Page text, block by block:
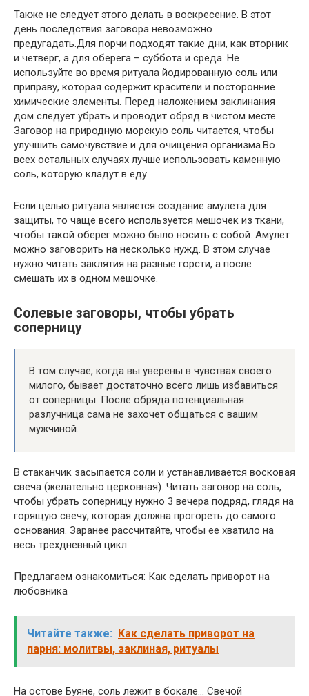
Также не следует этого делать в воскресение. В этот
день последствия заговора невозможно
предугадать.Для порчи подходят такие дни, как вторник
и четверг, а для оберега – суббота и среда. Не
используйте во время ритуала йодированную соль или
приправу, которая содержит красители и посторонние
химические элементы. Перед наложением заклинания
дом следует убрать и проводит обряд в чистом месте.
Заговор на природную морскую соль читается, чтобы
улучшить самочувствие и для очищения организма.Во
всех остальных случаях лучше использовать каменную
соль, которую кладут в еду.
Если целью ритуала является создание амулета для
защиты, то чаще всего используется мешочек из ткани,
чтобы такой оберег можно было носить с собой. Амулет
можно заговорить на несколько нужд. В этом случае
нужно читать заклятия на разные горсти, а после
смешать их в одном мешочке.
Солевые заговоры, чтобы убрать
соперницу
В том случае, когда вы уверены в чувствах своего
милого, бывает достаточно всего лишь избавиться
от соперницы. После обряда потенциальная
разлучница сама не захочет общаться с вашим
мужчиной.
В стаканчик засыпается соли и устанавливается восковая
свеча (желательно церковная). Читать заговор на соль,
чтобы убрать соперницу нужно 3 вечера подряд, глядя на
горящую свечу, которая должна прогореть до самого
основания. Заранее рассчитайте, чтобы ее хватило на
весь трехдневный цикл.
Предлагаем ознакомиться: Как сделать приворот на
любовника
Читайте также: Как сделать приворот на
парня: молитвы, заклиная, ритуалы
На остове Буяне, соль лежит в бокале… Свечой